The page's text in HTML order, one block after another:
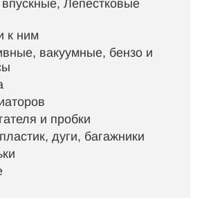
Лепестковые
к ним
вакуумные, бензо и
и пробки
дуги, багажники